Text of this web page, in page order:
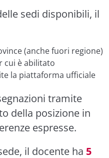
sedi disponibili, il
(anche fuori regione)
cui è abilitato
la piattaforma ufficiale
tramite
della posizione in
espresse.
il docente ha 5